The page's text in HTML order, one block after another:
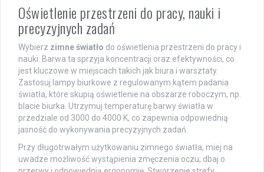
Oświetlenie przestrzeni do pracy, nauki i
precyzyjnych zadań
Wybierz zimne światło do oświetlenia przestrzeni do pracy i
nauki. Barwa ta sprzyja koncentracji oraz efektywności, co
jest kluczowe w miejscach takich jak biura i warsztaty.
Zastosuj lampy biurkowe z regulowanym kątem padania
światła, które skupią oświetlenie na obszarze roboczym, np.
blacie biurka. Utrzymuj temperaturę barwy światła w
przedziale od 3000 do 4000 K, co zapewnia odpowiednią
jasność do wykonywania precyzyjnych zadań.
Przy długotrwałym użytkowaniu zimnego światła, miej na
uwadze możliwość wystąpienia zmęczenia oczu; dbaj o